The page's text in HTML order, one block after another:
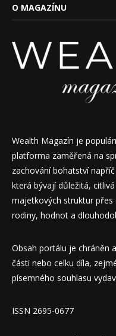
O MAGAZÍNU
Wealth Magazín je
platforma zaměřená na
zachování bohatství
která bývají důležitá,
majetkových struktur přes
rodiny, hodnot a
Obsah portálu je chráněn
části nebo celku díla,
písemného souhlasu
ISSN 2695-0677